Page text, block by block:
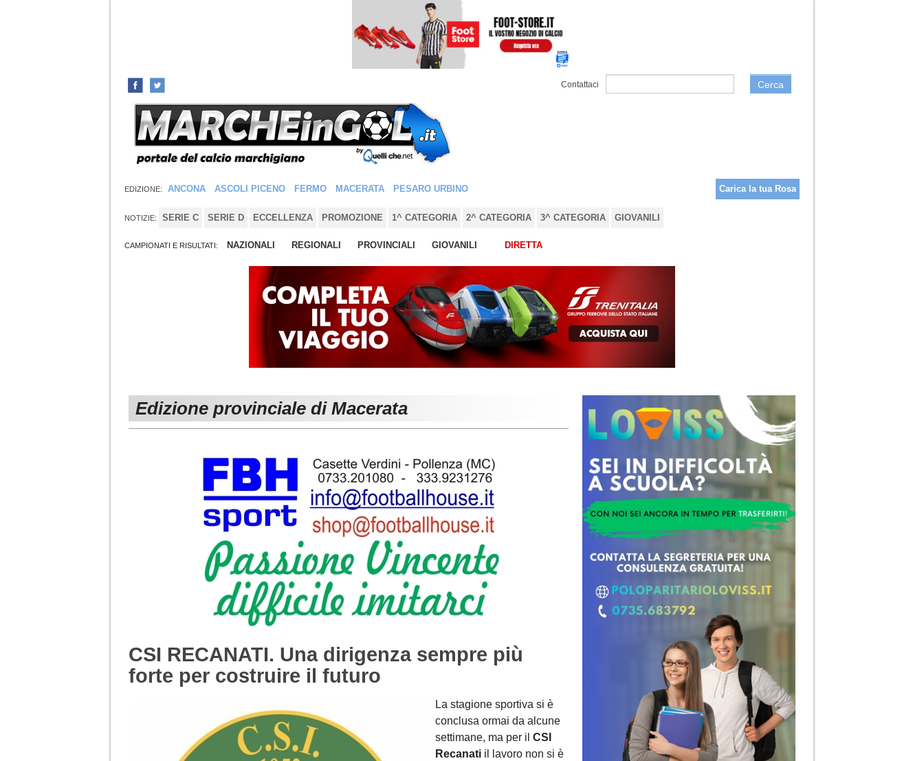
Contattaci Cerca
EDIZIONE: ANCONA ASCOLI PICENO FERMO MACERATA PESARO URBINO Carica la tua Rosa
NOTIZIE: SERIE C SERIE D ECCELLENZA PROMOZIONE 1^ CATEGORIA 2^ CATEGORIA 3^ CATEGORIA GIOVANILI
CAMPIONATI E RISULTATI: NAZIONALI REGIONALI PROVINCIALI GIOVANILI DIRETTA
Edizione provinciale di Macerata
CSI RECANATI. Una dirigenza sempre più
forte per costruire il futuro
La stagione sportiva si è
conclusa ormai da alcune
settimane, ma per il CSI
Recanati il lavoro non si è